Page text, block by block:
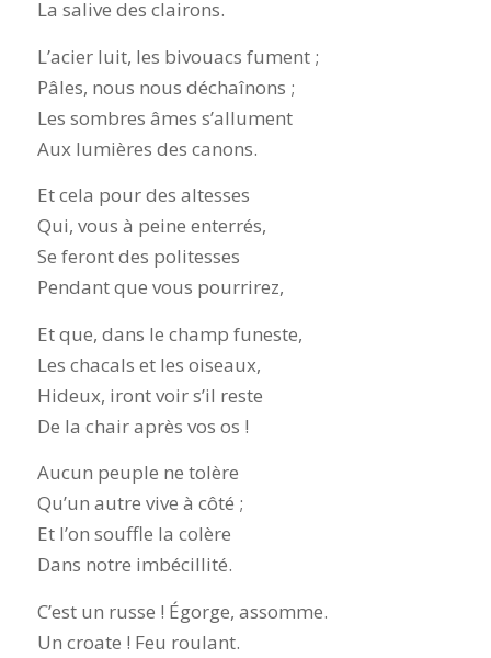
La salive des clairons.
L’acier luit, les bivouacs fument ;
Pâles, nous nous déchaînons ;
Les sombres âmes s’allument
Aux lumières des canons.
Et cela pour des altesses
Qui, vous à peine enterrés,
Se feront des politesses
Pendant que vous pourrirez,
Et que, dans le champ funeste,
Les chacals et les oiseaux,
Hideux, iront voir s’il reste
De la chair après vos os !
Aucun peuple ne tolère
Qu’un autre vive à côté ;
Et l’on souffle la colère
Dans notre imbécillité.
C’est un russe ! Égorge, assomme.
Un croate ! Feu roulant.